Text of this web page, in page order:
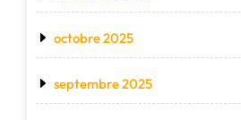
octobre 2025
septembre 2025